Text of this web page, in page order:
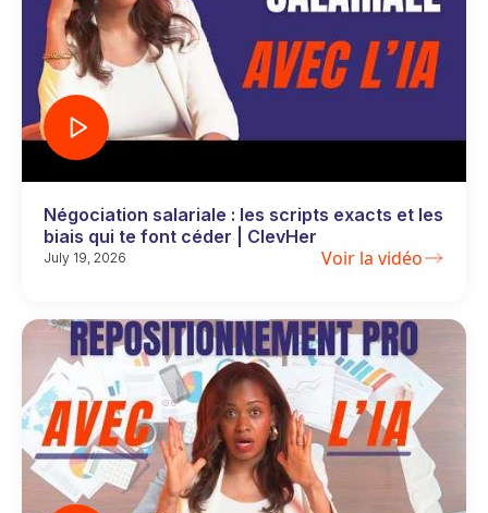
Négociation salariale : les scripts exacts et les
biais qui te font céder | ClevHer
July 19, 2026 Voir la vidéo